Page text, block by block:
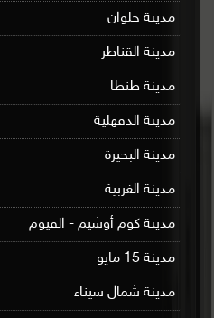
مدينة حلوان
مدينة القناطر
مدينة طنطا
مدينة الدقهلية
مدينة البحيرة
مدينة الغربية
مدينة كوم أوشيم - الفيوم
مدينة 15 مايو
مدينة شمال سيناء